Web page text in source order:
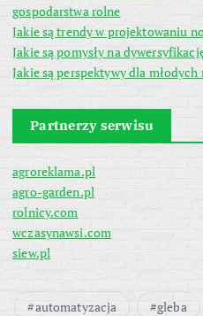
gospodarstwa rolne
Jakie są trendy w projektowaniu
Jakie są pomysły na
Jakie są perspektywy dla
Partnerzy serwisu
agroreklama.pl
agro-garden.pl
rolnicy.com
wczasynawsi.com
siew.pl
automatyzacja gleba